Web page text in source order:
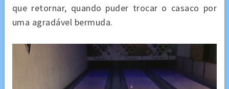
que retornar, quando puder trocar o casaco por
uma agradável bermuda.